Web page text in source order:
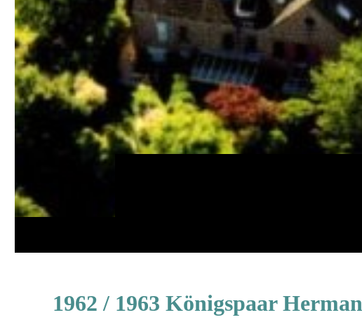
1962 / 1963 Königspaar